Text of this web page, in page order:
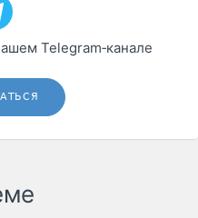
Telegram‑канале